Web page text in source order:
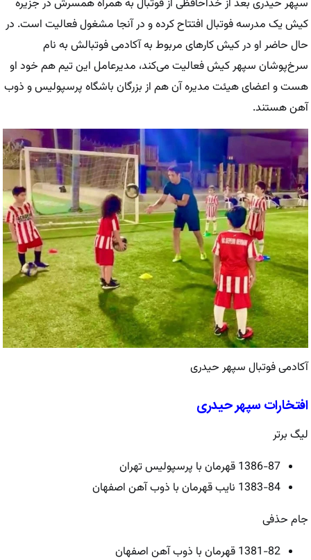
سپهر حیدری بعد از خداحافظی از فوتبال به همراه همسرش در جزیره
کیش یک مدرسه فوتبال افتتاح کرده و در آنجا مشغول فعالیت است. در
حال حاضر او در کیش کارهای مربوط به آکادمی فوتبالش به نام
سرخ‌پوشان سپهر کیش فعالیت می‌کند، مدیرعامل این تیم هم خود او
هست و اعضای هیئت مدیره آن هم از بزرگان باشگاه پرسپولیس و ذوب
آهن هستند.
آکادمی فوتبال سپهر حیدری
افتخارات سپهر حیدری
لیگ برتر
1386-87 قهرمان با پرسپولیس تهران
1383-84 نایب قهرمان با ذوب آهن اصفهان
جام حذفی
1381-82 قهرمان با ذوب آهن اصفهان